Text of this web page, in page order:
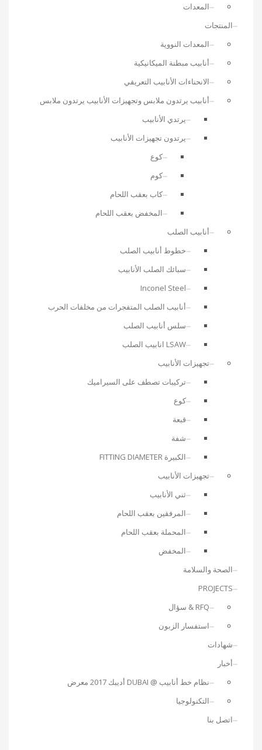
المعدات
المنتجات
المعدات النووية
أنابيب مبطنة الميكانيكية
الانحناءات الأنابيب التعريفي
أنابيب يرتدون ملابس وتجهيزات الأنابيب يرتدون ملابس
يرتدي الأنابيب
يرتدون تجهيزات الأنابيب
كوع
كوم
كاب بعقب اللحام
المخفض بعقب اللحام
أنابيب الصلب
خطوط أنابيب الصلب
سبائك الصلب الأنابيب
Inconel Steel
أنابيب الصلب المتفجرات من مخلفات الحرب
سلس أنابيب الصلب
LSAW انابيب الصلب
تجهيزات الأنابيب
تركيبات تصطف على السيراميك
كوع
قبعة
شفة
الكبيرة FITTING DIAMETER
تجهيزات الأنابيب
ثني الأنابيب
المرفقين بعقب اللحام
المحملة بعقب اللحام
المخفض
الصحة والسلامة
PROJECTS
RFQ & سؤال
استفسار الزبون
شهادات
أخبار
نظام خط أنابيب @ DUBAI أديبك 2017 معرض
التكنولوجيا
اتصل بنا